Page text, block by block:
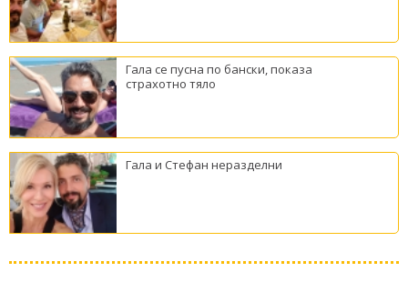
Гала се пусна по бански, показа
страхотно тяло
Гала и Стефан неразделни